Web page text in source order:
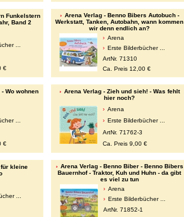
Funkelstern
Band 2
...
€
Arena Verlag - Benno Bibers Autobuch -
Werkstatt, Tanken, Autobahn, wann kommen
wir denn endlich an?
Arena
Erste Bilderbücher ...
ArtNr. 71310
Ca. Preis 12,00 €
Wo wohnen
...
€
Arena Verlag - Zieh und sieh! - Was fehlt
hier noch?
Arena
Erste Bilderbücher ...
ArtNr. 71762-3
Ca. Preis 9,00 €
für kleine
...
Arena Verlag - Benno Biber - Benno Bibers
Bauernhof - Traktor, Kuh und Huhn - da gibt
es viel zu tun
Arena
Erste Bilderbücher ...
ArtNr. 71852-1